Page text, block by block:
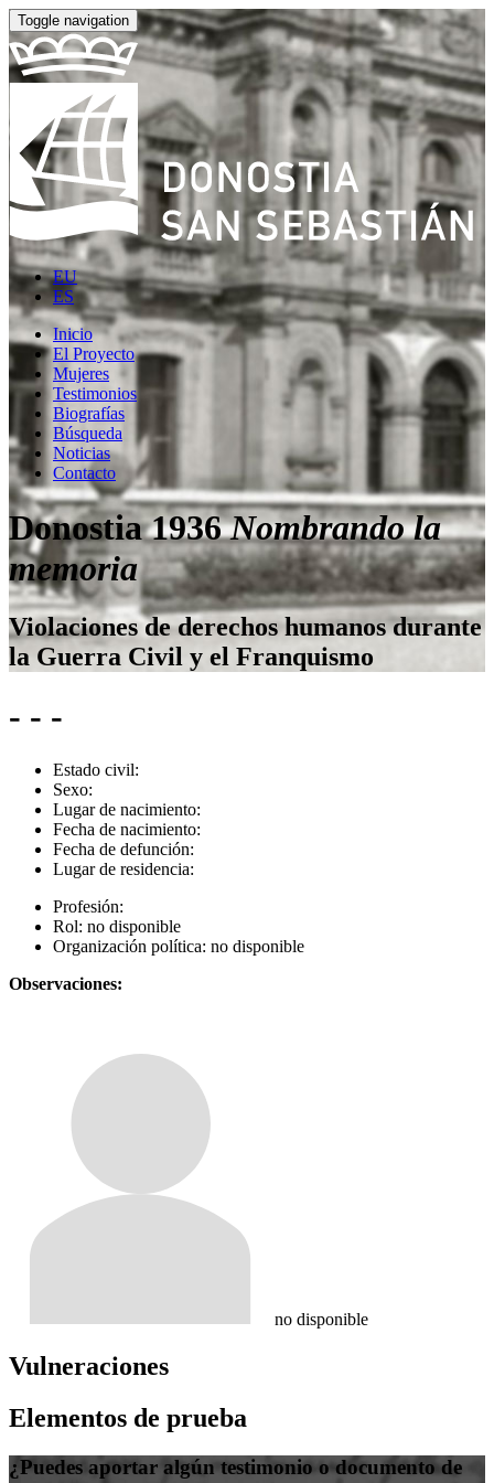
Toggle navigation
EU
ES
Inicio
El Proyecto
Mujeres
Testimonios
Biografías
Búsqueda
Noticias
Contacto
Donostia 1936Nombrando la
memoria
Violaciones de derechos humanos durante
la Guerra Civil y el Franquismo
- - -
Estado civil:
Sexo:
Lugar de nacimiento:
Fecha de nacimiento:
Fecha de defunción:
Lugar de residencia:
Profesión:
Rol: no disponible
Organización política: no disponible
Observaciones:
no disponible
Vulneraciones
Elementos de prueba
¿Puedes aportar algún testimonio o documento de